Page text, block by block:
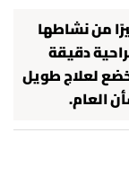
من نشاطها
دقيقة
لعلاج طويل
العام.